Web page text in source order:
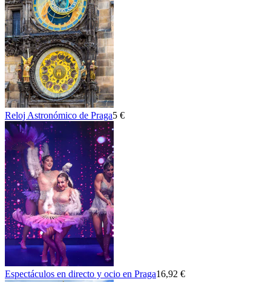
Reloj Astronómico de Praga5 €
Espectáculos en directo y ocio en Praga16,92 €